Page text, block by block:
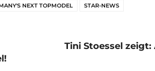
NEXT TOPMODEL STAR-NEWS
Tini Stoessel